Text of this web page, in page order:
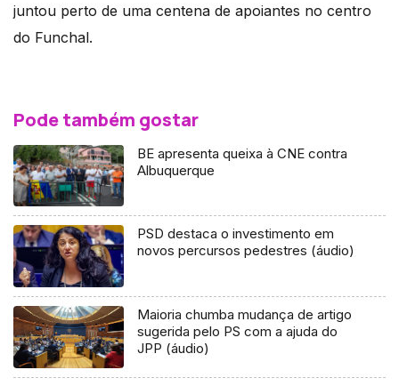
juntou perto de uma centena de apoiantes no centro
do Funchal.
Pode também gostar
BE apresenta queixa à CNE contra
Albuquerque
PSD destaca o investimento em
novos percursos pedestres (áudio)
Maioria chumba mudança de artigo
sugerida pelo PS com a ajuda do
JPP (áudio)